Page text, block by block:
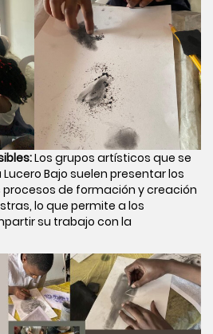
Los grupos artísticos que se
Bajo suelen presentar los
de formación y creación
lo que permite a los
su trabajo con la